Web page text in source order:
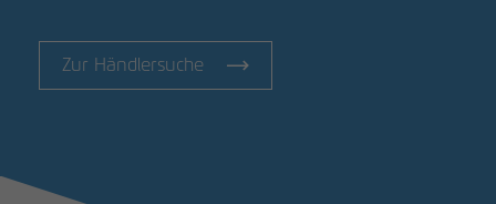
Zur Händlersuche